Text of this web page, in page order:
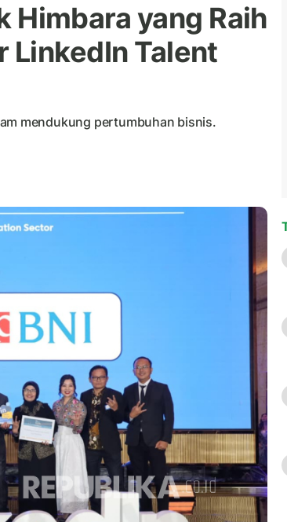
Himbara yang Raih
LinkedIn Talent
mendukung pertumbuhan bisnis.